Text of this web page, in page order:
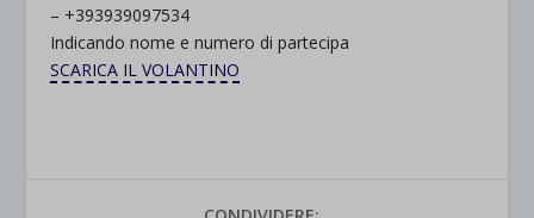
– +393939097534
Indicando nome e numero di partecipa
SCARICA IL VOLANTINO